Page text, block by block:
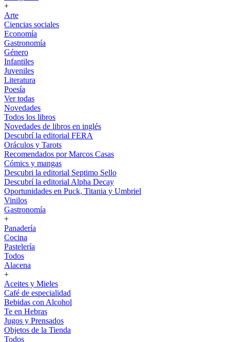
+
Arte
Ciencias sociales
Economía
Gastronomía
Género
Infantiles
Juveniles
Literatura
Poesía
Ver todas
Novedades
Todos los libros
Novedades de libros en inglés
Descubrí la editorial FERA
Oráculos y Tarots
Recomendados por Marcos Casas
Cómics y mangas
Descubri la editorial Septimo Sello
Descubrí la editorial Alpha Decay
Oportunidades en Puck, Titania y Umbriel
Vinilos
Gastronomía
+
Panadería
Cocina
Pastelería
Todos
Alacena
+
Aceites y Mieles
Café de especialidad
Bebidas con Alcohol
Te en Hebras
Jugos y Prensados
Objetos de la Tienda
Todos